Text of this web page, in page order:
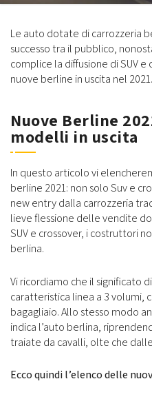
Le auto dotate di carrozzeria
successo tra il pubblico,
complice la diffusione di SUV e
nuove berline in uscita nel 2021.
Nuove Berline
modelli in uscita
In questo articolo vi
berline 2021: non solo Suv e
new entry dalla carrozzeria
lieve flessione delle vendite
SUV e crossover, i costruttori
berlina.
Vi ricordiamo che il significato
caratteristica linea a 3 volumi,
bagagliaio. Allo stesso modo
indica l’auto berlina,
traiate da cavalli, olte che
Ecco quindi l’elenco delle